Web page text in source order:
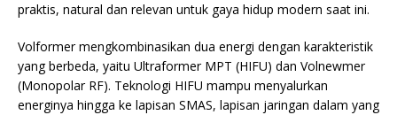
praktis, natural dan relevan untuk gaya hidup modern saat ini.
Volformer mengkombinasikan dua energi dengan karakteristik
yang berbeda, yaitu Ultraformer MPT (HIFU) dan Volnewmer
(Monopolar RF). Teknologi HIFU mampu menyalurkan
energinya hingga ke lapisan SMAS, lapisan jaringan dalam yang